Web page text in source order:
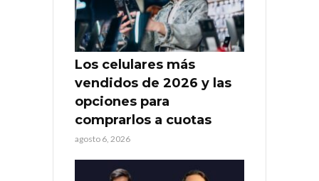
Los celulares más
vendidos de 2026 y las
opciones para
comprarlos a cuotas
agosto 6, 2026